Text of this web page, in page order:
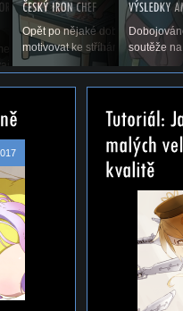
o lip flapu, co to je,
vám první tutoriál na téma, jak
AMV ze střihacího...
Opět po nějaké době vás vítáme
motivovat ke stříhání. Snad se
soutěže